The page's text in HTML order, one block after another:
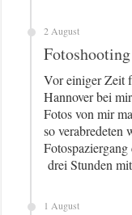
2 August
Vor einiger Zeit
Hannover bei
Fotos von mir
so verabredeten
drei Stunden
1 August